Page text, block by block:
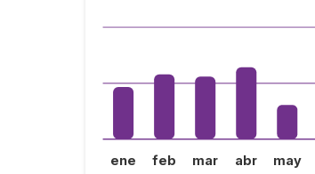
ene feb mar abr may